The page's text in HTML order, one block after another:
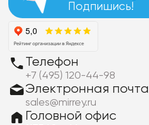
Подпишись!
Телефон
+7 (495) 120-44-98
Электронная почта
sales@mirrey.ru
Головной офис